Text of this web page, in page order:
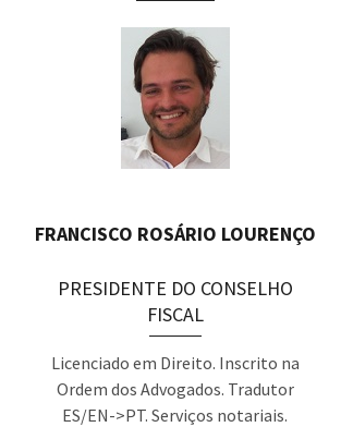
FRANCISCO ROSÁRIO LOURENÇO
PRESIDENTE DO CONSELHO
FISCAL
Licenciado em Direito. Inscrito na
Ordem dos Advogados. Tradutor
ES/EN->PT. Serviços notariais.